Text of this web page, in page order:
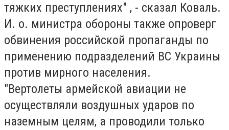
тяжких преступлениях" , - сказал Коваль.
И. о. министра обороны также опроверг
обвинения российской пропаганды по
применению подразделений ВС Украины
против мирного населения.
"Вертолеты армейской авиации не
осуществляли воздушных ударов по
наземным целям, а проводили только